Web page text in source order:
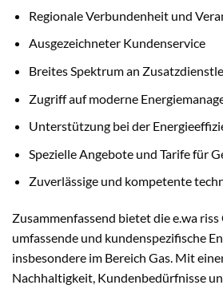
Regionale Verbundenheit und
Ausgezeichneter Kundenservice
Breites Spektrum an
Zugriff auf moderne
Unterstützung bei der
Spezielle Angebote und Tarife für
Zuverlässige und kompetente
Zusammenfassend bietet die e.wa
umfassende und kundenspezifische
insbesondere im Bereich Gas. Mit
Nachhaltigkeit, Kundenbedürfnisse